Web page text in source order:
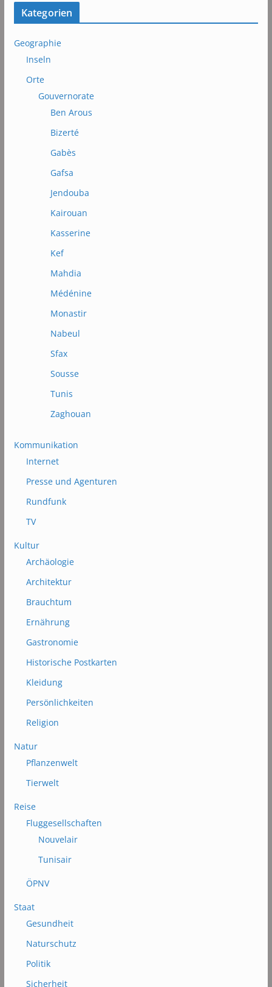
Kategorien
Geographie
Inseln
Orte
Gouvernorate
Ben Arous
Bizerté
Gabès
Gafsa
Jendouba
Kairouan
Kasserine
Kef
Mahdia
Médénine
Monastir
Nabeul
Sfax
Sousse
Tunis
Zaghouan
Kommunikation
Internet
Presse und Agenturen
Rundfunk
TV
Kultur
Archäologie
Architektur
Brauchtum
Ernährung
Gastronomie
Historische Postkarten
Kleidung
Persönlichkeiten
Religion
Natur
Pflanzenwelt
Tierwelt
Reise
Fluggesellschaften
Nouvelair
Tunisair
ÖPNV
Staat
Gesundheit
Naturschutz
Politik
Sicherheit